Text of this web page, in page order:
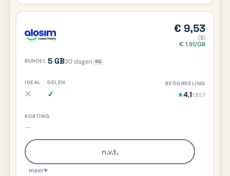
5 GB30 dagen 4G
€ 9,53
($)
€ 1,91/GB
✕iDEAL nee, meer info
✓Delen ja, meer info ★4,11.857
—
n.v.t.
meer▾